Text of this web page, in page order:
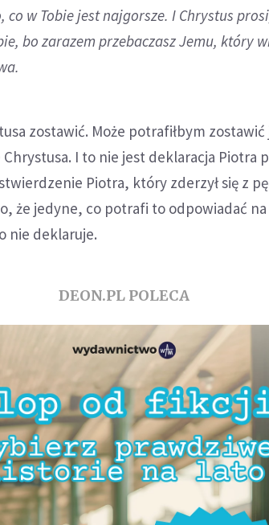
co w Tobie jest najgorsze. I Chrystus
bo zarazem przebaczasz Jemu, który
zostawić. Może potrafiłbym
I to nie jest deklaracja Piotra
Piotra, który zderzył się z
że jedyne, co potrafi to odpowiadać na
nie deklaruje.
DEON.PL POLECA